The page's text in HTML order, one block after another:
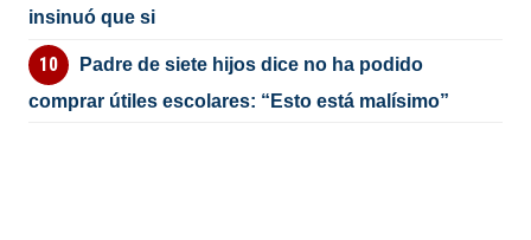
insinuó que si
Padre de siete hijos dice no ha podido
comprar útiles escolares: “Esto está malísimo”